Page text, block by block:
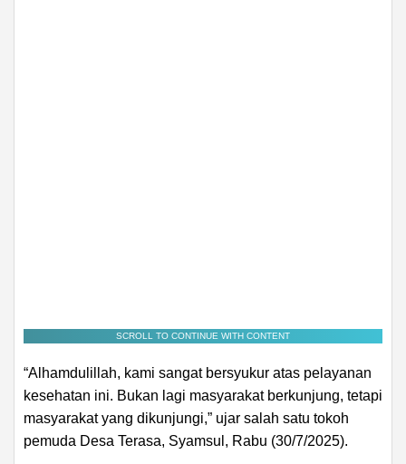
SCROLL TO CONTINUE WITH CONTENT
“Alhamdulillah, kami sangat bersyukur atas pelayanan
kesehatan ini. Bukan lagi masyarakat berkunjung, tetapi
masyarakat yang dikunjungi,” ujar salah satu tokoh
pemuda Desa Terasa, Syamsul, Rabu (30/7/2025).